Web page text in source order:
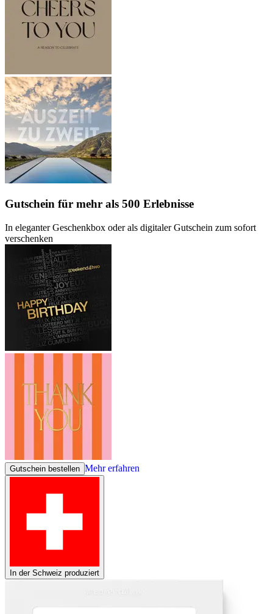
Gutschein für mehr als 500 Erlebnisse
In eleganter Geschenkbox oder als digitaler Gutschein zum sofort
verschenken
Gutschein bestellen Mehr erfahren
In der Schweiz produziert